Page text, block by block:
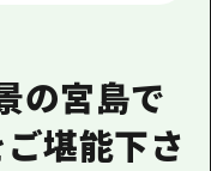
の宮島で
ご堪能下さ